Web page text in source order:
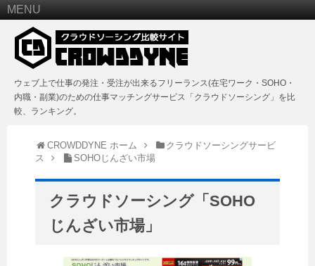
MENU
ウェブ上で仕事の発注・受注が出来るフリーランス(在宅ワーク・SOHO・
内職・副業)のための仕事マッチングサービス「クラウドソーシング」を比
較、ランキング。
CROWDDYNE ホーム
クラウドソーシングサービ
ス
SOHOじんざい市場
クラウドソーシング「SOHO
じんざい市場」